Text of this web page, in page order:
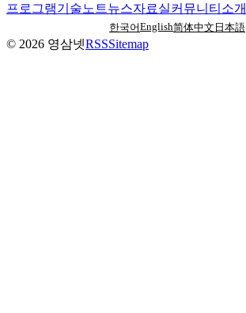
프로그램기술노트뉴스자료실커뮤니티 소개
한국어English简体中文 日本語
© 2026 영삼넷RSSSitemap